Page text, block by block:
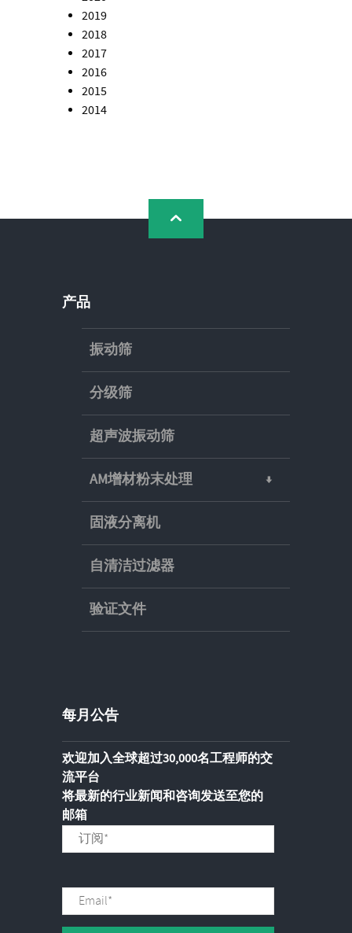
2019
2018
2017
2016
2015
2014
产品
振动筛
分级筛
超声波振动筛
AM增材粉末处理
固液分离机
自清洁过滤器
验证文件
每月公告
欢迎加入全球超过30,000名工程师的交
流平台
将最新的行业新闻和咨询发送至您的
邮箱